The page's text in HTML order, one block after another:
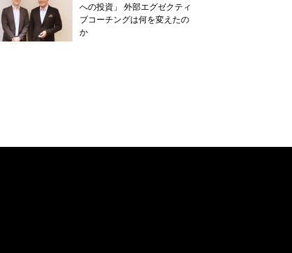
への投資」 外部エグゼクティ
ブコーチングは何を変えたの
か